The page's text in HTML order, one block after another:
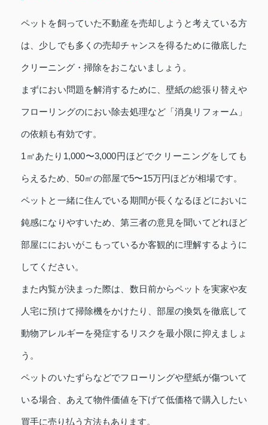
ペットを飼っていた不動産を売却しようと考えている方
は、少しでも多くの売却チャンスを得るために徹底した
クリーニング・掃除をおこないましょう。
まずにおい問題を解消するために、壁紙の総張り替えや
フローリングのにおい除去処理など「消臭リフォーム」
の依頼も有効です。
1㎡あたり1,000〜3,000円ほどでクリーニングをしても
らえるため、50㎡の部屋で5〜15万円ほどが相場です。
ペットと一緒に住んでいる期間が長くなるほどにおいに
鈍感になりやすいため、第三者の意見を聞いてどれほど
部屋ににおいがこもっているか客観的に理解するように
してください。
また内覧が決まった際は、数日前からペットを実家や友
人宅に預けて掃除機をかけたり、部屋の換気を徹底して
動物アレルギーを発症するリスクを最小限に抑えましょ
う。
ペットのいたずらなどでフローリングや壁紙が傷ついて
いる場合、あえて物件価値を下げて低価格で購入したい
買手に売り払う方法もあります。